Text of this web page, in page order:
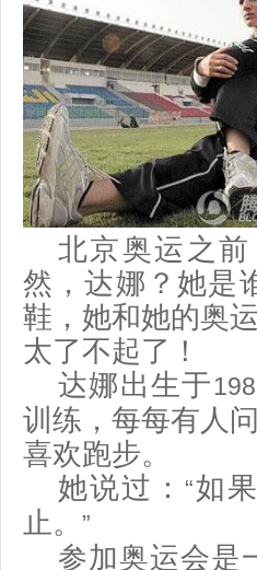
北京奥运之
然，达娜？她是
鞋，她和她的奥
太了不起了！
达娜出生于
训练，每每有人
喜欢跑步。
她说过： “如
止。
”
参加奥运会是